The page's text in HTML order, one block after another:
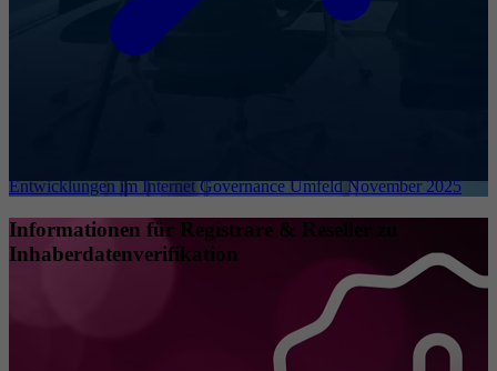
Entwicklungen im Internet Governance Umfeld November 2025
Informationen für Registrare & Reseller zu
Inhaberdatenverifikation